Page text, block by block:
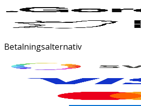
Betalningsalternativ